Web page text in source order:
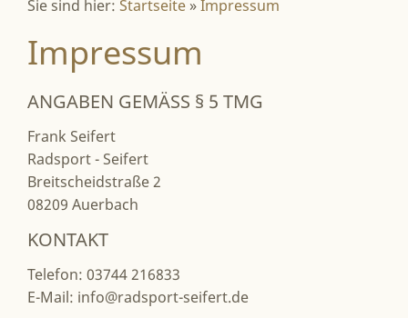
Sie sind hier: Startseite »Impressum
Impressum
ANGABEN GEMÄSS § 5 TMG
Frank Seifert
Radsport - Seifert
Breitscheidstraße 2
08209 Auerbach
KONTAKT
Telefon: 03744 216833
E-Mail: info@radsport-seifert.de